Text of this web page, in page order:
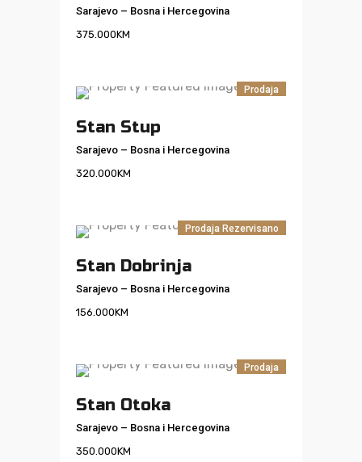
Sarajevo – Bosna i Hercegovina
375.000KM
Prodaja
Stan Stup
Sarajevo – Bosna i Hercegovina
320.000KM
Prodaja Rezervisano
Stan Dobrinja
Sarajevo – Bosna i Hercegovina
156.000KM
Prodaja
Stan Otoka
Sarajevo – Bosna i Hercegovina
350.000KM